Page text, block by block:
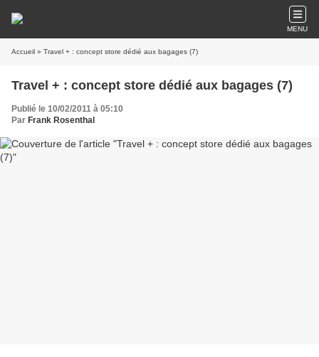
MENU
Accueil » Travel + : concept store dédié aux bagages (7)
Travel + : concept store dédié aux bagages (7)
Publié le 10/02/2011 à 05:10
Par Frank Rosenthal